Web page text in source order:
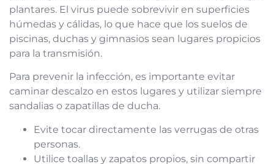
plantares. El virus puede sobrevivir en superficies
húmedas y cálidas, lo que hace que los suelos de
piscinas, duchas y gimnasios sean lugares propicios
para la transmisión.
Para prevenir la infección, es importante evitar
caminar descalzo en estos lugares y utilizar siempre
sandalias o zapatillas de ducha.
Evite tocar directamente las verrugas de otras
personas.
Utilice toallas y zapatos propios, sin compartir